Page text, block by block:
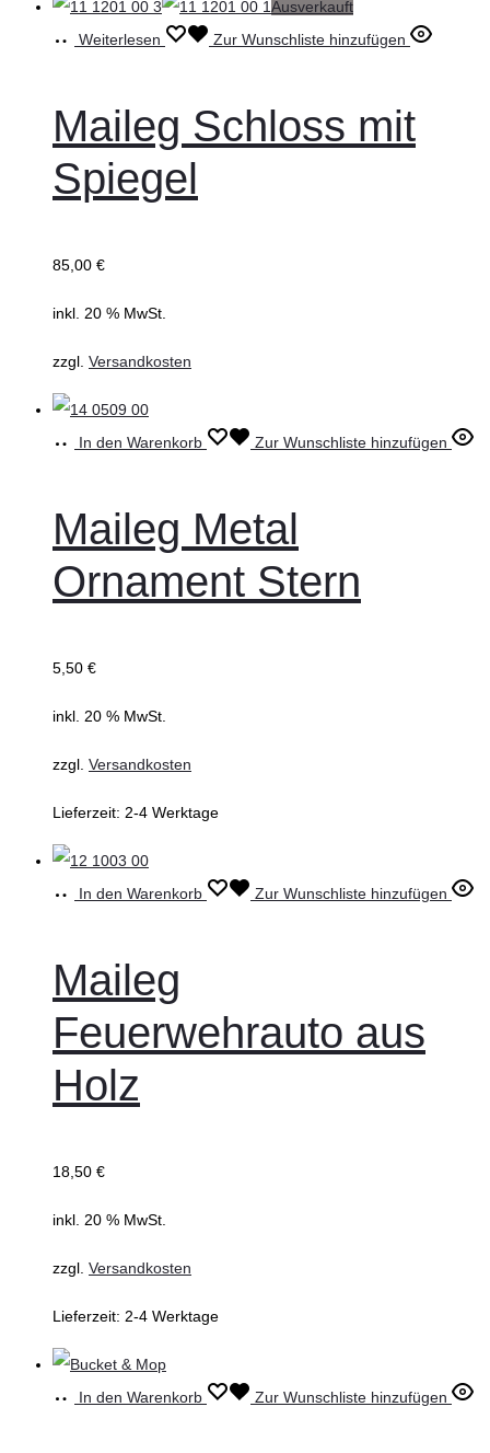
Ausverkauft
Weiterlesen
Zur Wunschliste hinzufügen
Maileg Schloss mit
Spiegel
85,00 €
inkl. 20 % MwSt.
zzgl. Versandkosten
In den Warenkorb Zur Wunschliste hinzufügen
Maileg Metal
Ornament Stern
5,50 €
inkl. 20 % MwSt.
zzgl. Versandkosten
Lieferzeit: 2-4 Werktage
In den Warenkorb Zur Wunschliste hinzufügen
Maileg
Feuerwehrauto aus
Holz
18,50 €
inkl. 20 % MwSt.
zzgl. Versandkosten
Lieferzeit: 2-4 Werktage
In den Warenkorb Zur Wunschliste hinzufügen